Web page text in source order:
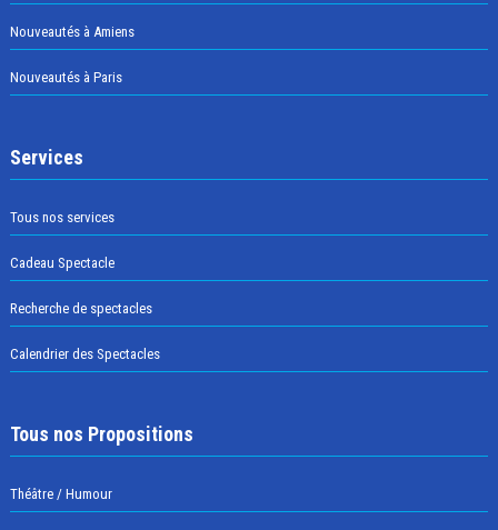
Nouveautés à Amiens
Nouveautés à Paris
Services
Tous nos services
Cadeau Spectacle
Recherche de spectacles
Calendrier des Spectacles
Tous nos Propositions
Théâtre / Humour